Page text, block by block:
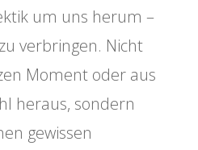
um uns herum –
verbringen. Nicht
Moment oder aus
heraus, sondern
gewissen